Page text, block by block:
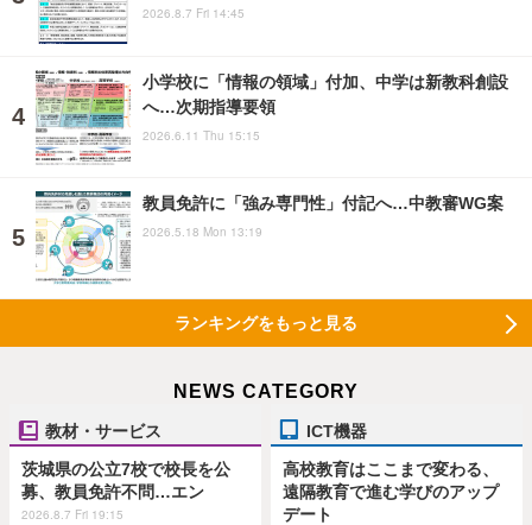
2026.8.7 Fri 14:45
小学校に「情報の領域」付加、中学は新教科創設
へ…次期指導要領
2026.6.11 Thu 15:15
教員免許に「強み専門性」付記へ…中教審WG案
2026.5.18 Mon 13:19
ランキングをもっと見る
NEWS CATEGORY
教材・サービス
茨城県の公立7校で校長を公
募、教員免許不問…エン
2026.8.7 Fri 19:15
ICT機器
高校教育はここまで変わる、
遠隔教育で進む学びのアップ
デート